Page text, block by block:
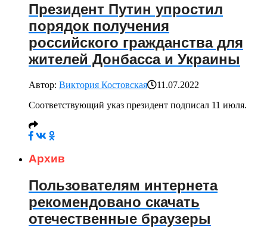
Президент Путин упростил
порядок получения
российского гражданства для
жителей Донбасса и Украины
Автор: Виктория Костовская
11.07.2022
Соответствующий указ президент подписал 11 июля.
Архив
Пользователям интернета
рекомендовано скачать
отечественные браузеры